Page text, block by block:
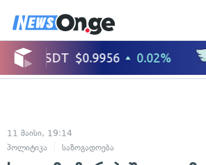
11 მაისი, 19:14
პოლიტიკა
საზოგადოება